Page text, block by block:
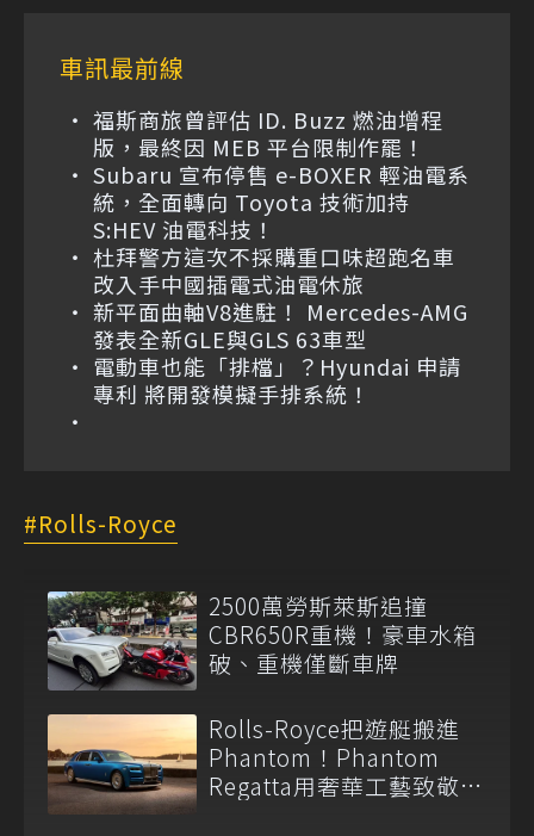
車訊最前線
福斯商旅曾評估 ID. Buzz 燃油增程
版，最終因 MEB 平台限制作罷！
Subaru 宣布停售 e-BOXER 輕油電系
統，全面轉向 Toyota 技術加持
S:HEV 油電科技！
杜拜警方這次不採購重口味超跑名車
改入手中國插電式油電休旅
新平面曲軸V8進駐！ Mercedes-AMG
發表全新GLE與GLS 63車型
電動車也能「排檔」？Hyundai 申請
專利 將開發模擬手排系統！
Rolls-Royce
2500萬勞斯萊斯追撞
CBR650R重機！豪車水箱
破、重機僅斷車牌
Rolls-Royce把遊艇搬進
Phantom！Phantom
Regatta用奢華工藝致敬英